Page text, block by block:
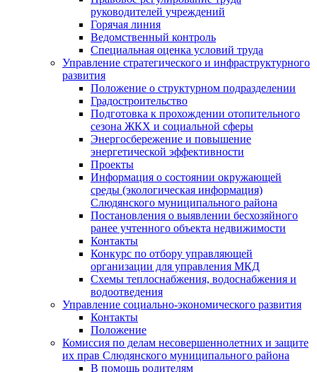
руководителей учреждений
Горячая линия
Ведомственный контроль
Специальная оценка условий труда
Управление стратегического и инфраструктурного
развития
Положение о структурном подразделении
Градостроительство
Подготовка к прохождении отопительного
сезона ЖКХ и социальной сферы
Энергосбережение и повышение
энергетической эффективности
Проекты
Информация о состоянии окружающей
среды (экологическая информация)
Слюдянского муниципального района
Постановления о выявлении бесхозяйного
ранее учтенного объекта недвижимости
Контакты
Конкурс по отбору управляющей
организации для управления МКД
Схемы теплоснабжения, водоснабжения и
водоотведения
Управление социально-экономического развития
Контакты
Положение
Комиссия по делам несовершеннолетних и защите
их прав Слюдянского муниципального района
В помощь родителям